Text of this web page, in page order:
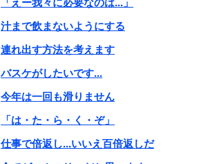
汁まで飲まないようにする
連れ出す方法を考えます
バスケがしたいです...
今年は一回も滑りません
「は・た・ら・く・ぞ」
仕事で倍返し...いいえ百倍返しだ